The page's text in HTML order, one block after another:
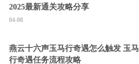
2025最新通关攻略分享
04-08
燕云十六声玉马行奇遇怎么触发 玉马
行奇遇任务流程攻略